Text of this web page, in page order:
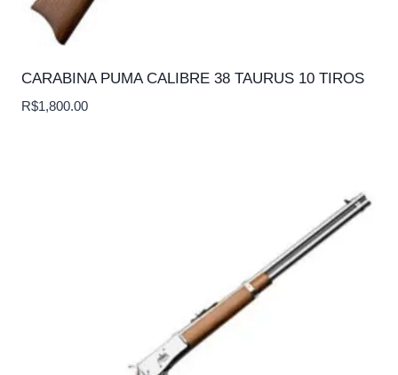
CARABINA PUMA CALIBRE 38 TAURUS 10 TIROS
R$1,800.00